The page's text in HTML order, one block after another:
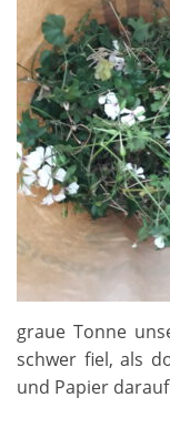
graue Tonne
schwer fiel, als
und Papier